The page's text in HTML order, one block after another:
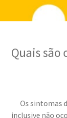
Quais são
Os sintomas
inclusive não